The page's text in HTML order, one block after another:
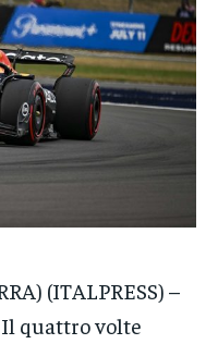
(ITALPRESS) –
Il quattro volte